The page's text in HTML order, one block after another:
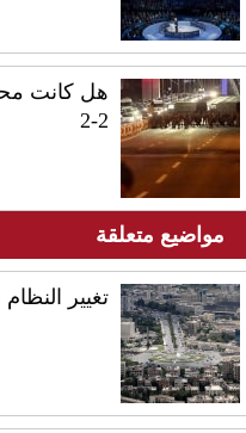
هل كانت
2-2
مواضيع متعلقة
تغيير